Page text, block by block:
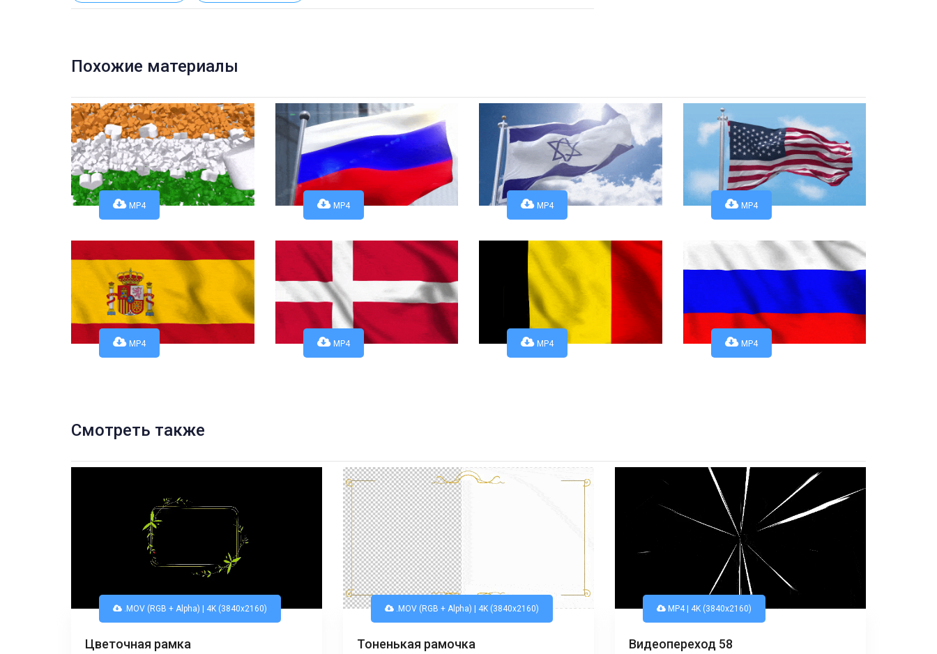
Похожие материалы
MP4 MP4 MP4 MP4
MP4 MP4 MP4 MP4
Смотреть также
.MOV (RGB + Alpha) | 4K (3840x2160)
Цветочная рамка
.MOV (RGB + Alpha) | 4K (3840x2160)
Тоненькая рамочка
MP4 | 4K (3840x2160)
Видеопереход 58